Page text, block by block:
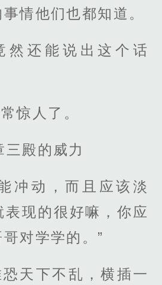
情他们也都知道。
然还能说出这个话
惊人了。
殿的威力
冲动，而且应该淡
表现的很好嘛，你应
对学学的。”
天下不乱，横插一